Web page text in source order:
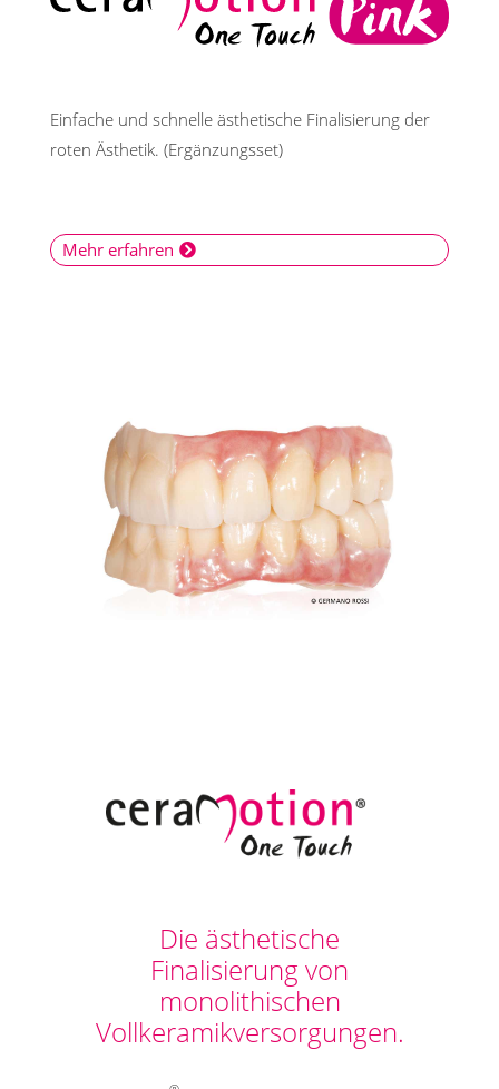
Einfache und schnelle ästhetische Finalisierung der
roten Ästhetik. (Ergänzungsset)
Mehr erfahren
Die ästhetische
Finalisierung von
monolithischen
Vollkeramikversorgungen.